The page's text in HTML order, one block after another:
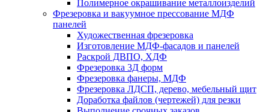
Полимерное окрашивание металлоизделий
Фрезеровка и вакуумное прессование МДФ
панелей
Художественная фрезеровка
Изготовление МДФ-фасадов и панелей
Раскрой ДВПО, ХДФ
Фрезеровка 3Д форм
Фрезеровка фанеры, МДФ
Фрезеровка ЛДСП, дерево, мебельный щит
Доработка файлов (чертежей) для резки